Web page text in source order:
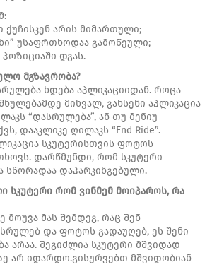
ქუჩისკენ არის მიმართული;
უსაფრთხოდაა გამოწეული;
დგას.
მგზავრობა?
ხდება აპლიკაციიდან. როცა
მიხვალ, გახსენი აპლიკაცია
“დასრულება”, ან თუ მენიუ
დააკლიკე ღილაკს “End Ride”.
სკუტერისთვის ფოტოს
დარწმუნდი, რომ სკუტერი
დაპარკინგებული.
სკუტერი რომ ვინმემ მოიპაროს, რა
მოუვა მას შემდეგ, რაც შენ
და ფოტოს გადაუღებ, ეს შენი
არაა. შეგიძლია სკუტერი მშვიდად
არ იდარდო.გისურვებთ მშვიდობიან